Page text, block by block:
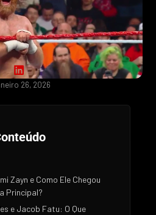
26, 2026
Zayn e Como Ele Chegou
Principal?
e Jacob Fatu: O Que